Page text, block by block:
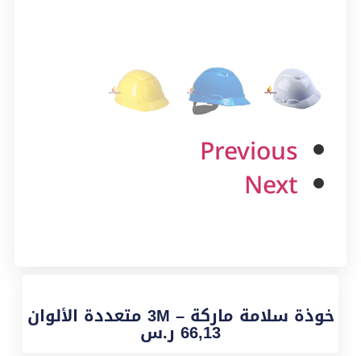
Previous
Next
خوذة سلامة ماركة – 3M متعددة الألوان
66,13 ر.س